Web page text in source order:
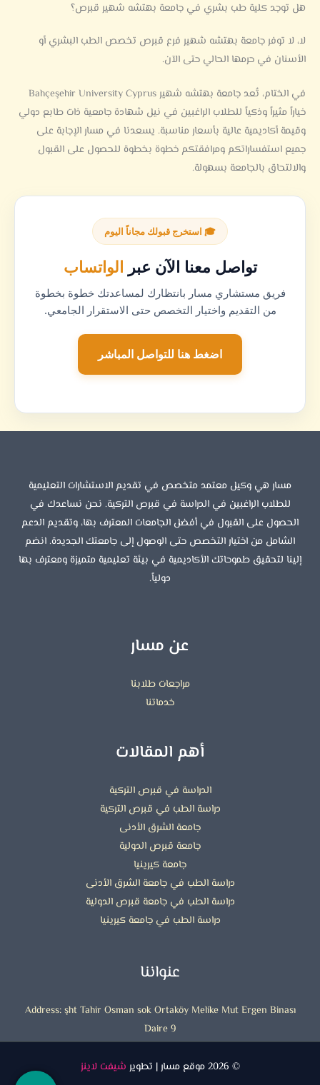
هل توجد كلية طب بشري في جامعة بهتشه شهير قبرص؟
لا، لا توفر جامعة بهتشه شهير فرع قبرص تخصص الطب البشري أو
الأسنان في حرمها الحالي حتى الآن.
في الختام، تُعد جامعة بهتشه شهير Bahçeşehir University Cyprus
خياراً مثيراً وذكياً للطلاب الراغبين في نيل شهادة جامعية ذات طابع دولي
وقيمة أكاديمية عالية بأسعار مناسبة. يسعدنا في مسار الإجابة على
جميع استفساراتكم ومرافقتكم خطوة بخطوة للحصول على القبول
والالتحاق بالجامعة بسهولة.
🎓 استخرج قبولك مجاناً اليوم
تواصل معنا الآن عبر الواتساب
فريق مستشاري مسار بانتظارك لمساعدتك خطوة بخطوة
من التقديم واختيار التخصص حتى الاستقرار الجامعي.
اضغط هنا للتواصل المباشر
مسار هي وكيل معتمد متخصص في تقديم الاستشارات التعليمية
للطلاب الراغبين في الدراسة في قبرص التركية. نحن نساعدك في
الحصول على القبول في أفضل الجامعات المعترف بها، وتقديم الدعم
الشامل من اختيار التخصص حتى الوصول إلى جامعتك الجديدة. انضم
إلينا لتحقيق طموحاتك الأكاديمية في بيئة تعليمية متميزة ومعترف بها
دولياً.
عن مسار
مراجعات طلابنا
خدماتنا
أهم المقالات
الدراسة في قبرص التركية
دراسة الطب في قبرص التركية
جامعة الشرق الأدنى
جامعة قبرص الدولية
جامعة كيرينيا
دراسة الطب في جامعة الشرق الأدنى
دراسة الطب في جامعة قبرص الدولية
دراسة الطب في جامعة كيرينيا
عنواننا
Address: şht Tahir Osman sok Ortaköy Melike Mut Ergen Binası
Daire 9
© 2026 موقع مسار | تطوير شيفت لاينز